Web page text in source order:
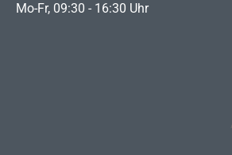
Mo-Fr, 09:30 - 16:30 Uhr